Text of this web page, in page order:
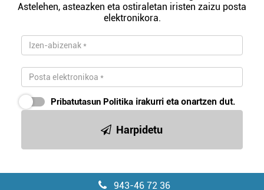
Astelehen, asteazken eta ostiraletan iristen zaizu posta
elektronikora.
Pribatutasun Politika irakurri eta onartzen dut.
Harpidetu
943-46 72 36